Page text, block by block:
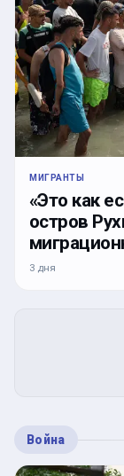
МИГРАНТЫ
«Это как
остров
3 дня
Война